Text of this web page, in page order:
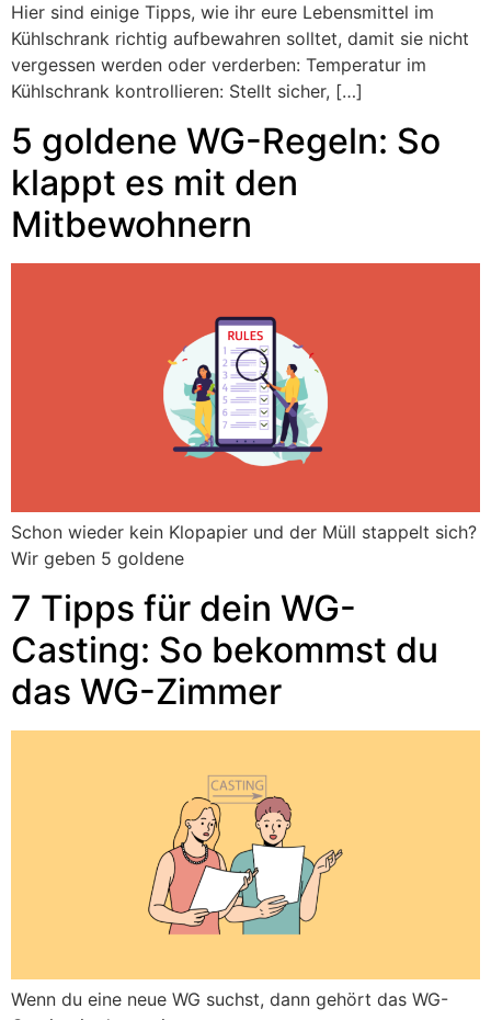
Hier sind einige Tipps, wie ihr eure Lebensmittel im
Kühlschrank richtig aufbewahren solltet, damit sie nicht
vergessen werden oder verderben: Temperatur im
Kühlschrank kontrollieren: Stellt sicher, […]
5 goldene WG-Regeln: So
klappt es mit den
Mitbewohnern
Schon wieder kein Klopapier und der Müll stappelt sich?
Wir geben 5 goldene
7 Tipps für dein WG-
Casting: So bekommst du
das WG-Zimmer
Wenn du eine neue WG suchst, dann gehört das WG-